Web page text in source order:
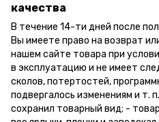
качества
В течение 14-ти дней после
Вы имеете право на возврат
нашем сайте товара при
в эксплуатацию и не имеет
сколов, потертостей,
подвергалось изменениям и т.
сохранил товарный вид; -